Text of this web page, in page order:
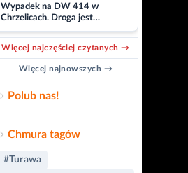
Wypadek na DW 414 w
Chrzelicach. Droga jest
zablokowana
Więcej najczęściej czytanych →
Więcej najnowszych →
Polub nas!
Chmura tagów
#Turawa